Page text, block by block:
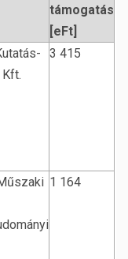
támogatás
[eFt]
3 415
1 164